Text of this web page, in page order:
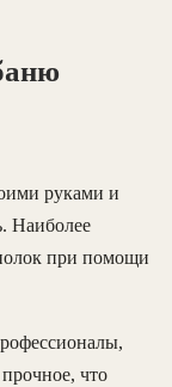
руками и
Наиболее
при помощи
что